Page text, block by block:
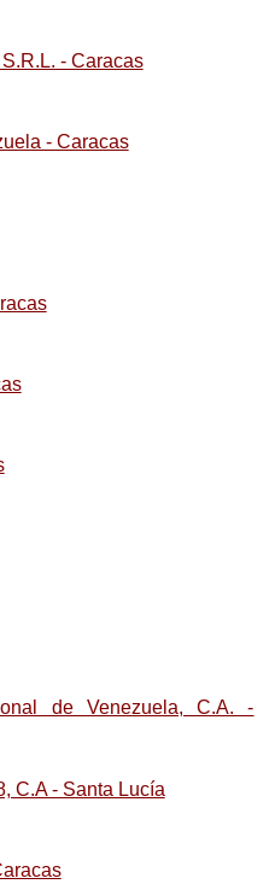
- Caracas
- Caracas
de Venezuela, C.A. -
C.A - Santa Lucía